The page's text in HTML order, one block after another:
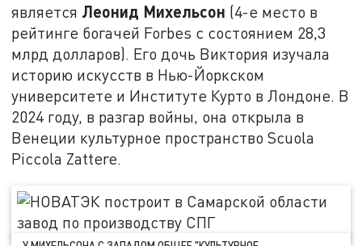
является Леонид Михельсон (4-е место в
рейтинге богачей Forbes с состоянием 28,3
млрд долларов). Его дочь Виктория изучала
историю искусств в Нью-Йоркском
университете и Институте Курто в Лондоне. В
2024 году, в разгар войны, она открыла в
Венеции культурное пространство Scuola
Piccola Zattere.